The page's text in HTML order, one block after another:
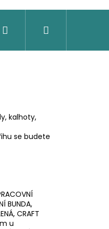
poukazy
Přihlášení
kalhoty,
se budete
BUNDA,
CRAFT
u